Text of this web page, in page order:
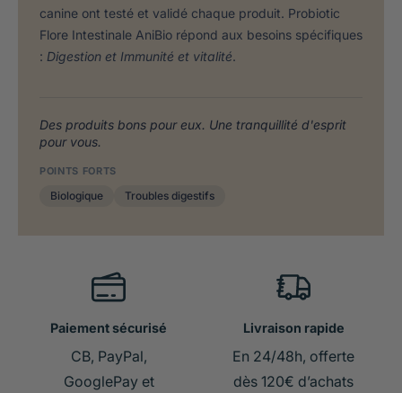
canine ont testé et validé chaque produit. Probiotic
Flore Intestinale AniBio répond aux besoins spécifiques
: Digestion et Immunité et vitalité.
Des produits bons pour eux. Une tranquillité d'esprit
pour vous.
POINTS FORTS
Biologique Troubles digestifs
Paiement sécurisé
CB, PayPal,
GooglePay et
Livraison rapide
En 24/48h, offerte
dès 120€ d’achats